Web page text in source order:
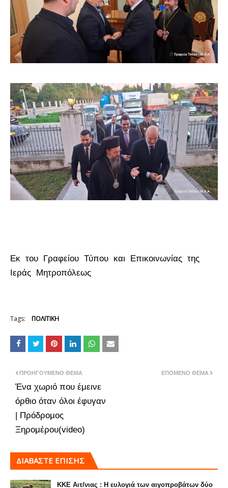
Εκ του Γραφείου Τύπου και Επικοινωνίας της
Ιεράς Μητροπόλεως
Tags: ΠΟΛΙΤΙΚΗ
ΕΠΌΜΕΝΟ ΘΈΜΑ
ΠΡΟΗΓΟΎΜΕΝΟ ΘΈΜΑ
Ένα χωριό που έμεινε
όρθιο όταν όλοι έφυγαν
| Πρόδρομος
Ξηρομέρου(video)
ΔΙΑΒΑΣΤΕ ΕΠΙΣΗΣ
ΚΚΕ Αιτ/νιας : Η ευλογιά των αιγοπροβάτων δύο